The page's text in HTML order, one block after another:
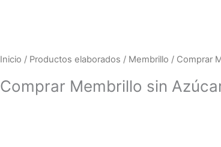
Inicio / Productos elaborados / Membrillo / Comprar
Comprar Membrillo sin